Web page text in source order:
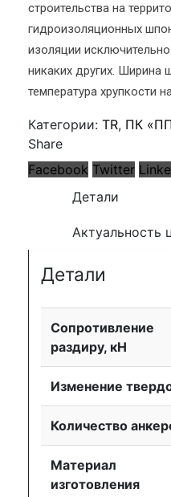
строительства на
гидроизоляционных
изоляции
никаких других. Ширина
температура хрупкости
Категории: TR, ПК
Share
Facebook Twitter
Детали
Актуальность
Детали
Сопротивление
раздиру, кН
Изменение
Количество
Материал
изготовления